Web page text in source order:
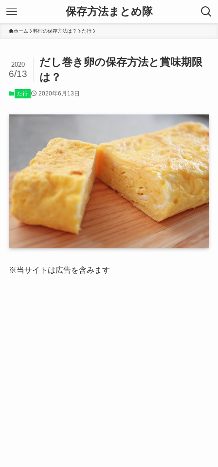
保存方法まとめ隊
ホーム 料理の保存方法は？ た行
だし巻き卵の保存方法と賞味期限
は？
2020
6/13
た行 2020年6月13日
※当サイトは広告を含みます